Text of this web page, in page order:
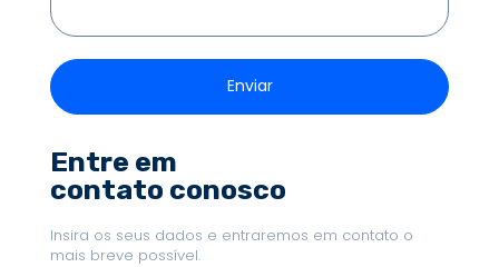
Entre em
contato conosco
Insira os seus dados e entraremos em contato o
mais breve possível.